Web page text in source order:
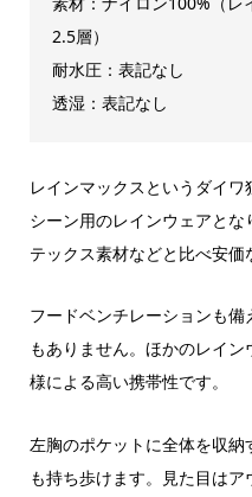
2.5層）
耐水圧：表記なし
透湿：表記なし
レインマックスというダイ
シーン用のレインウェアと
テックス素材などと比べ安価
フードベンチレーションも
もありません。ほかのレイ
様による高い携帯性です。
左胸のポケットに全体を収
も持ち歩けます。見た目は